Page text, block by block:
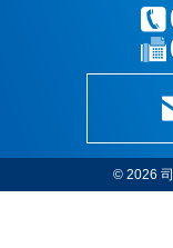
© 2026